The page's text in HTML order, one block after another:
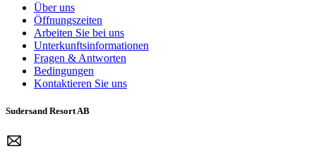
Über uns
Öffnungszeiten
Arbeiten Sie bei uns
Unterkunftsinformationen
Fragen & Antworten
Bedingungen
Kontaktieren Sie uns
Sudersand Resort AB